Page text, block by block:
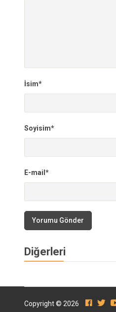
İsim*
Soyisim*
E-mail*
Yorumu Gönder
Diğerleri
Copyright © 2026